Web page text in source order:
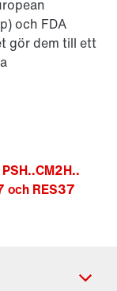
och FDA
gör dem till ett
och RES37